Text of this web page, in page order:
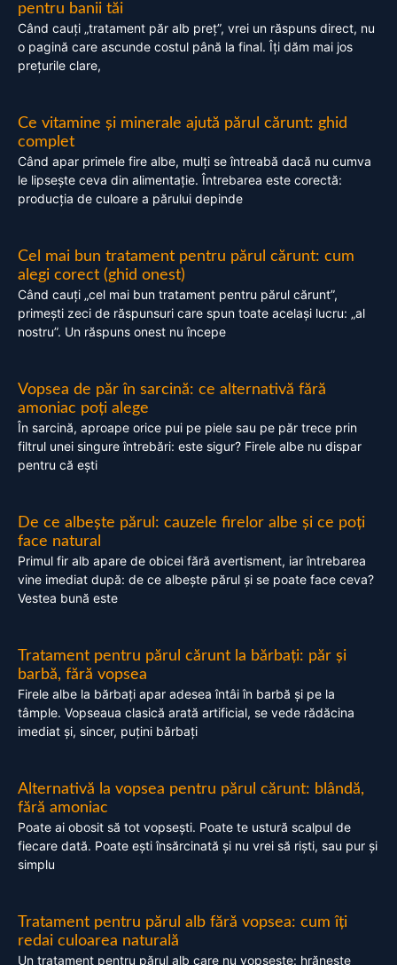
pentru banii tăi
Când cauți „tratament păr alb preț”, vrei un răspuns direct, nu
o pagină care ascunde costul până la final. Îți dăm mai jos
prețurile clare,
Ce vitamine și minerale ajută părul cărunt: ghid
complet
Când apar primele fire albe, mulți se întreabă dacă nu cumva
le lipsește ceva din alimentație. Întrebarea este corectă:
producția de culoare a părului depinde
Cel mai bun tratament pentru părul cărunt: cum
alegi corect (ghid onest)
Când cauți „cel mai bun tratament pentru părul cărunt”,
primești zeci de răspunsuri care spun toate același lucru: „al
nostru”. Un răspuns onest nu începe
Vopsea de păr în sarcină: ce alternativă fără
amoniac poți alege
În sarcină, aproape orice pui pe piele sau pe păr trece prin
filtrul unei singure întrebări: este sigur? Firele albe nu dispar
pentru că ești
De ce albește părul: cauzele firelor albe și ce poți
face natural
Primul fir alb apare de obicei fără avertisment, iar întrebarea
vine imediat după: de ce albește părul și se poate face ceva?
Vestea bună este
Tratament pentru părul cărunt la bărbați: păr și
barbă, fără vopsea
Firele albe la bărbați apar adesea întâi în barbă și pe la
tâmple. Vopseaua clasică arată artificial, se vede rădăcina
imediat și, sincer, puțini bărbați
Alternativă la vopsea pentru părul cărunt: blândă,
fără amoniac
Poate ai obosit să tot vopsești. Poate te ustură scalpul de
fiecare dată. Poate ești însărcinată și nu vrei să riști, sau pur și
simplu
Tratament pentru părul alb fără vopsea: cum îți
redai culoarea naturală
Un tratament pentru părul alb care nu vopsește: hrănește